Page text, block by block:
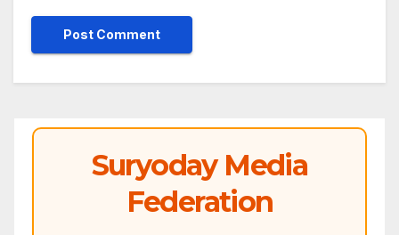
Suryoday Media
Federation